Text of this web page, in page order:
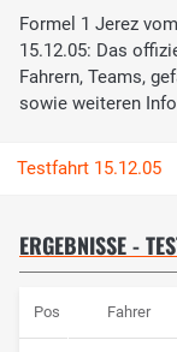
Formel 1 Jerez
15.12.05: Das
Fahrern, Teams,
sowie weiteren
ERGEBNISSE -
Pos Fahrer